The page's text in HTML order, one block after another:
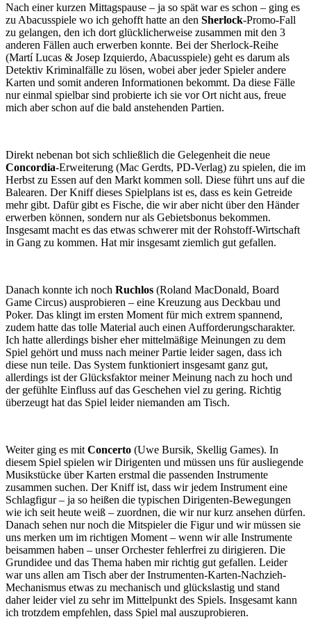
Nach einer kurzen Mittagspause – ja so spät war es schon – ging es
zu Abacusspiele wo ich gehofft hatte an den Sherlock-Promo-Fall
zu gelangen, den ich dort glücklicherweise zusammen mit den 3
anderen Fällen auch erwerben konnte. Bei der Sherlock-Reihe
(Martí Lucas & Josep Izquierdo, Abacusspiele) geht es darum als
Detektiv Kriminalfälle zu lösen, wobei aber jeder Spieler andere
Karten und somit anderen Informationen bekommt. Da diese Fälle
nur einmal spielbar sind probierte ich sie vor Ort nicht aus, freue
mich aber schon auf die bald anstehenden Partien.
Direkt nebenan bot sich schließlich die Gelegenheit die neue
Concordia-Erweiterung (Mac Gerdts, PD-Verlag) zu spielen, die im
Herbst zu Essen auf den Markt kommen soll. Diese führt uns auf die
Balearen. Der Kniff dieses Spielplans ist es, dass es kein Getreide
mehr gibt. Dafür gibt es Fische, die wir aber nicht über den Händer
erwerben können, sondern nur als Gebietsbonus bekommen.
Insgesamt macht es das etwas schwerer mit der Rohstoff-Wirtschaft
in Gang zu kommen. Hat mir insgesamt ziemlich gut gefallen.
Danach konnte ich noch Ruchlos (Roland MacDonald, Board
Game Circus) ausprobieren – eine Kreuzung aus Deckbau und
Poker. Das klingt im ersten Moment für mich extrem spannend,
zudem hatte das tolle Material auch einen Aufforderungscharakter.
Ich hatte allerdings bisher eher mittelmäßige Meinungen zu dem
Spiel gehört und muss nach meiner Partie leider sagen, dass ich
diese nun teile. Das System funktioniert insgesamt ganz gut,
allerdings ist der Glücksfaktor meiner Meinung nach zu hoch und
der gefühlte Einfluss auf das Geschehen viel zu gering. Richtig
überzeugt hat das Spiel leider niemanden am Tisch.
Weiter ging es mit Concerto (Uwe Bursik, Skellig Games). In
diesem Spiel spielen wir Dirigenten und müssen uns für ausliegende
Musikstücke über Karten erstmal die passenden Instrumente
zusammen suchen. Der Kniff ist, dass wir jedem Instrument eine
Schlagfigur – ja so heißen die typischen Dirigenten-Bewegungen
wie ich seit heute weiß – zuordnen, die wir nur kurz ansehen dürfen.
Danach sehen nur noch die Mitspieler die Figur und wir müssen sie
uns merken um im richtigen Moment – wenn wir alle Instrumente
beisammen haben – unser Orchester fehlerfrei zu dirigieren. Die
Grundidee und das Thema haben mir richtig gut gefallen. Leider
war uns allen am Tisch aber der Instrumenten-Karten-Nachzieh-
Mechanismus etwas zu mechanisch und glückslastig und stand
daher leider viel zu sehr im Mittelpunkt des Spiels. Insgesamt kann
ich trotzdem empfehlen, dass Spiel mal auszuprobieren.